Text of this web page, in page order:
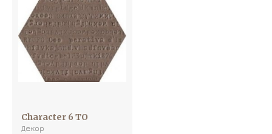
Character 6 TO
Декор